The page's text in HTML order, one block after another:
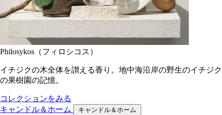
Philosykos（フィロシコス）
イチジクの木全体を讃える香り。地中海沿岸の野生のイチジク
の果樹園の記憶。
コレクションをみる
キャンドル＆ホーム
キャンドル＆ホーム